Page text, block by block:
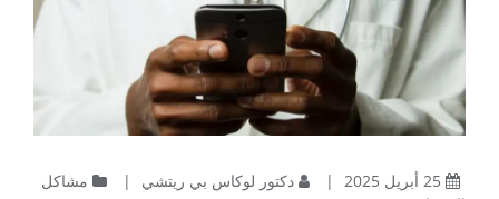
25 أبريل 2025 | دكتور لوكاس بي ريتشي |
مشاكل